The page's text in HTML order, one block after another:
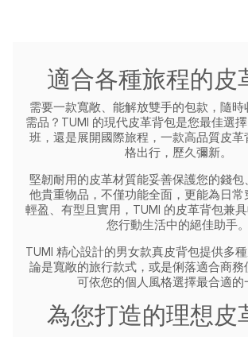
適合各種旅程的皮
需要一款寬敞、能解放雙手的包款，隨時
需品？TUMI 的現代皮革背包是您最佳選
班，還是展開國際旅程，一款高品質皮革
格出行，歷久彌新。
堅韌耐用的皮革材質能妥善保護您的錢包
他貴重物品，不僅功能全面，更能為日常
輕盈、有型且實用，TUMI 的皮革背包兼
您行動生活中的絕佳助手。
TUMI 精心設計的男女款真皮背包提供多
論是寬敞的旅行款式，或是俐落適合商務
可依您的個人風格選擇最合適的
為您打造的理想皮